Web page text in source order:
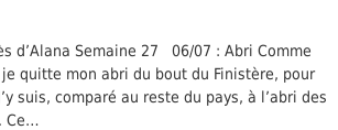
d’Alana Semaine 27 06/07 : Abri Comme
quitte mon abri du bout du Finistère, pour
suis, comparé au reste du pays, à l’abri des
Ce…